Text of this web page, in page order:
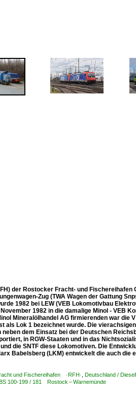
der Rostocker Fracht- und
Zug (TWA Wagen der Gattung
1982 bei LEW (VEB Lokomotivbau
1982 in die damalige Minol - VEB
Mineralölhandel AG firmierenden war die
als Lok 1 bezeichnet wurde. Die
dem Einsatz bei der Deutschen
in RGW-Staaten und in das
die SNTF diese Lokomotiven. Die
Babelsberg (LKM) entwickelt die auch die
und Fischereihafen ·RFH· Deutschland /
100-199 / 181 Rostock – Warnemünde